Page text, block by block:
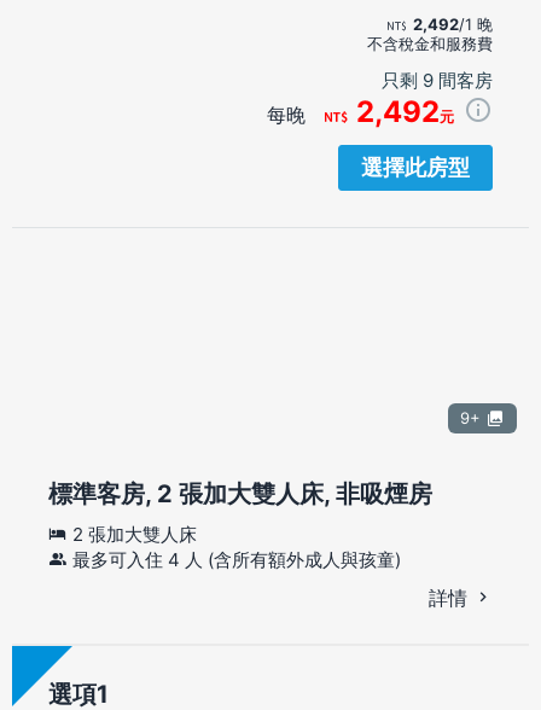
2,492/1 晚
不含稅金和服務費
只剩 9 間客房
每晚 2,492元
選擇此房型
9+
標準客房, 2 張加大雙人床, 非吸煙房
2 張加大雙人床
最多可入住 4 人 (含所有額外成人與孩童)
詳情
選項